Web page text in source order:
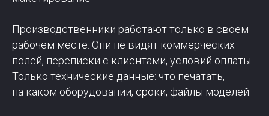
Производственники работают только в своем
рабочем месте. Они не видят коммерческих
полей, переписки с клиентами, условий оплаты.
Только технические данные: что печатать,
на каком оборудовании, сроки, файлы моделей.